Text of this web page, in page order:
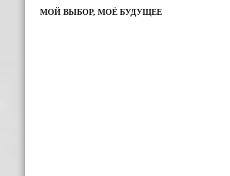
МОЙ ВЫБОР, МОЁ БУДУЩЕЕ